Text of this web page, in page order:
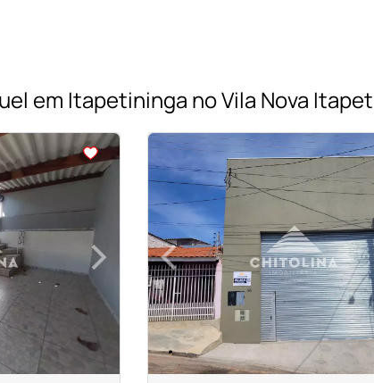
em Itapetininga no Vila Nova
›Next
< << <
‹Previous